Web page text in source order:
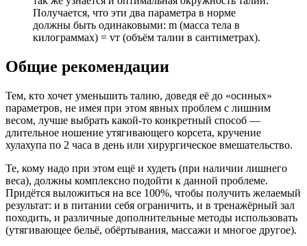
Получается, что эти два параметра в норме
должны быть одинаковыми: m (масса тела в
килограммах) = vт (объём талии в сантиметрах).
Общие рекомендации
Тем, кто хочет уменьшить талию, доведя её до «осиных»
параметров, не имея при этом явных проблем с лишним
весом, лучше выбрать какой-то конкретный способ —
длительное ношение утягивающего корсета, кручение
хулахупа по 2 часа в день или хирургическое вмешательство.
Те, кому надо при этом ещё и худеть (при наличии лишнего
веса), должны комплексно подойти к данной проблеме.
Придётся выложиться на все 100%, чтобы получить желаемый
результат: и в питании себя ограничить, и в тренажёрный зал
походить, и различные дополнительные методы использовать
(утягивающее бельё, обёртывания, массажи и многое другое).